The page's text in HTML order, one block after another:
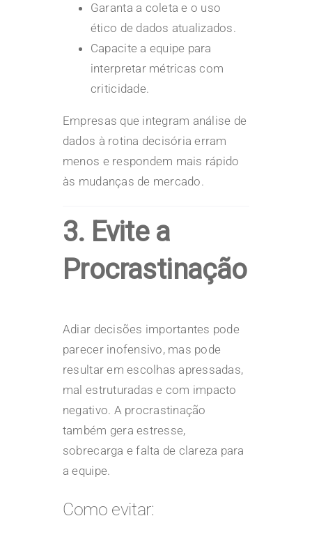
Garanta a coleta e o uso
ético de dados atualizados.
Capacite a equipe para
interpretar métricas com
criticidade.
Empresas que integram análise de
dados à rotina decisória erram
menos e respondem mais rápido
às mudanças de mercado.
3. Evite a
Procrastinação
Adiar decisões importantes pode
parecer inofensivo, mas pode
resultar em escolhas apressadas,
mal estruturadas e com impacto
negativo. A procrastinação
também gera estresse,
sobrecarga e falta de clareza para
a equipe.
Como evitar: